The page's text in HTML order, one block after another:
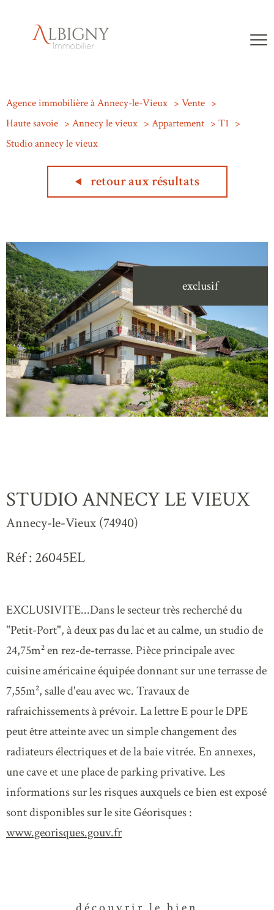
Agence immobilière à Annecy-le-Vieux
Vente
Haute savoie
Annecy le vieux Appartement
T1
Studio annecy le vieux
retour aux résultats
exclusif
STUDIO ANNECY LE VIEUX
Annecy-le-Vieux (74940)
Réf : 26045EL
EXCLUSIVITE...Dans le secteur très recherché du
"Petit-Port", à deux pas du lac et au calme, un studio de
24,75m² en rez-de-terrasse. Pièce principale avec
cuisine américaine équipée donnant sur une terrasse de
7,55m², salle d'eau avec wc. Travaux de
rafraichissements à prévoir. La lettre E pour le DPE
peut être atteinte avec un simple changement des
radiateurs électriques et de la baie vitrée. En annexes,
une cave et une place de parking privative. Les
informations sur les risques auxquels ce bien est exposé
sont disponibles sur le site Géorisques :
www.georisques.gouv.fr